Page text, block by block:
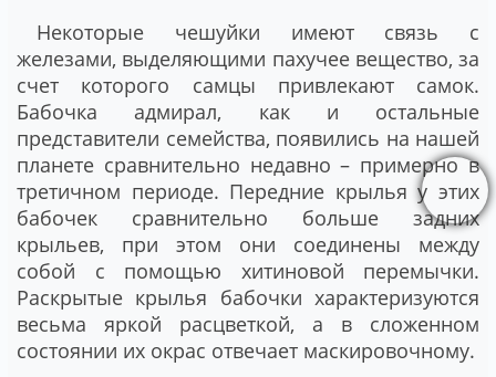
Некоторые чешуйки имеют связь с
железами, выделяющими пахучее вещество, за
счет которого самцы привлекают самок.
Бабочка адмирал, как и остальные
представители семейства, появились на нашей
планете сравнительно недавно – примерно в
третичном периоде. Передние крылья у этих
бабочек сравнительно больше задних
крыльев, при этом они соединены между
собой с помощью хитиновой перемычки.
Раскрытые крылья бабочки характеризуются
весьма яркой расцветкой, а в сложенном
состоянии их окрас отвечает маскировочному.